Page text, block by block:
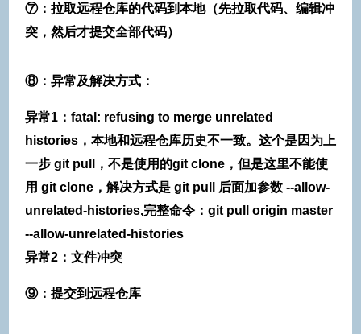
⑦：拉取远程仓库的代码到本地（先拉取代码、编辑冲
突，然后才提交全部代码）
⑧：异常及解决方式：
异常1：fatal: refusing to merge unrelated
histories，本地和远程仓库历史不一致。这个是因为上
一步 git pull，不是使用的git clone，但是这里不能使
用 git clone，解决方式是 git pull 后面加参数 --allow-
unrelated-histories,完整命令：git pull origin master
--allow-unrelated-histories
异常2：文件冲突
⑨：提交到远程仓库